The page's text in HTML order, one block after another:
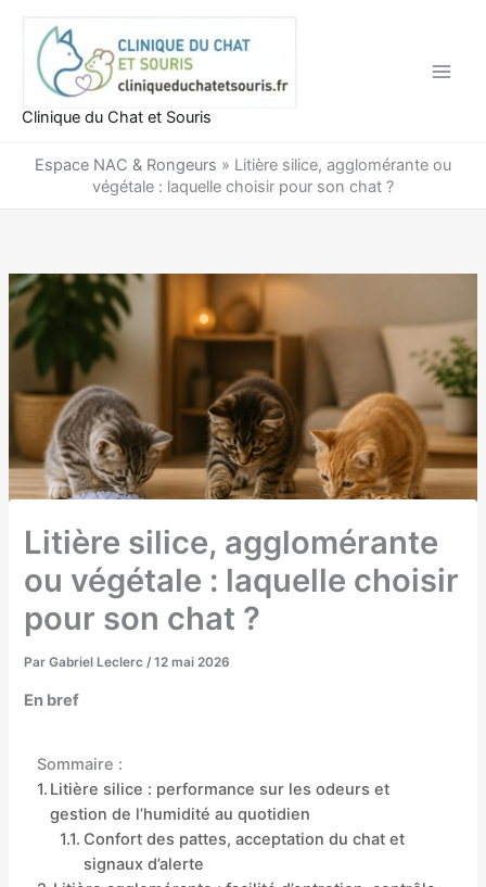
contenu
Clinique du Chat et Souris
Espace NAC & Rongeurs » Litière silice, agglomérante ou
végétale : laquelle choisir pour son chat ?
Litière silice, agglomérante
ou végétale : laquelle choisir
pour son chat ?
ParGabriel Leclerc /12 mai 2026
En bref
Sommaire :
Litière silice : performance sur les odeurs et
gestion de l’humidité au quotidien
Confort des pattes, acceptation du chat et
signaux d’alerte